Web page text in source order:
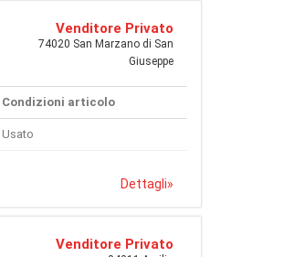
Venditore Privato
74020 San Marzano di San
Giuseppe
Condizioni articolo
Usato
Dettagli»
Venditore Privato